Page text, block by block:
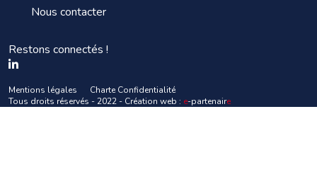
Nous contacter
Restons connectés !
Mentions légales
Charte Confidentialité
Tous droits réservés - 2022 - Création web : e-partenaire